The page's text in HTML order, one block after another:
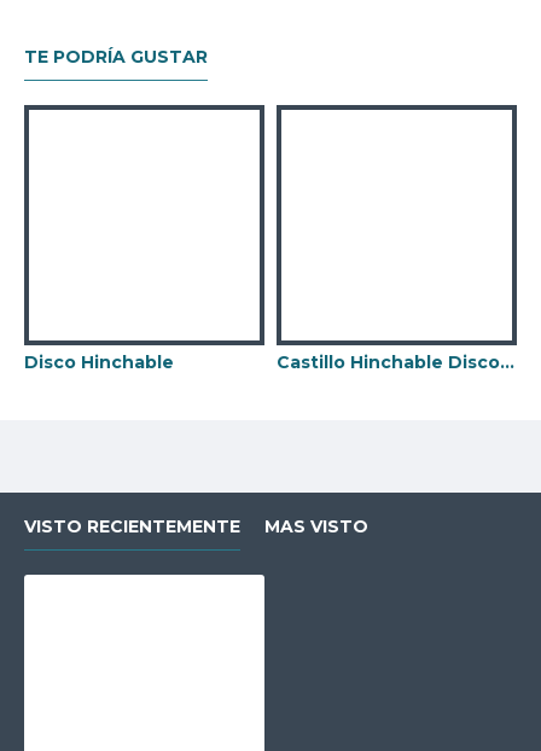
TE PODRÍA GUSTAR
Disco Hinchable Castillo Hinchable Disco Club
VISTO RECIENTEMENTE MAS VISTO